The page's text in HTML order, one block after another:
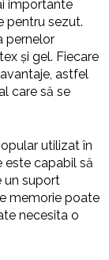
importante
pentru sezut.
pernelor
și gel. Fiecare
astfel
care să se
utilizat în
este capabil să
un suport
memorie poate
necesita o